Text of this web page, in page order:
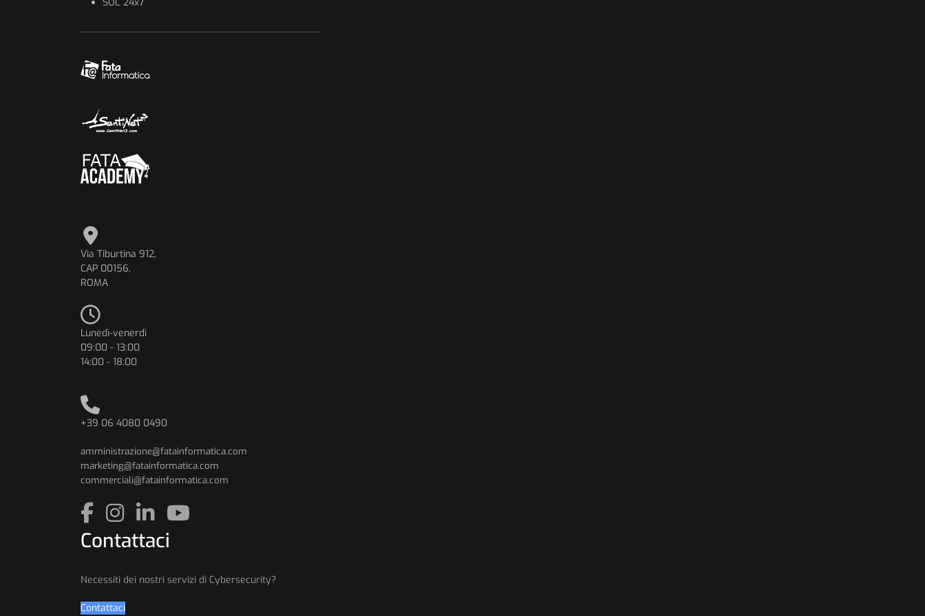
Via Tiburtina 912,
CAP 00156,
ROMA
Lunedì-venerdì
09:00 - 13:00
14:00 - 18:00
+39 06 4080 0490
amministrazione@fatainformatica.com
marketing@fatainformatica.com
commerciali@fatainformatica.com
Contattaci
Necessiti dei nostri servizi di Cybersecurity?
Contattaci